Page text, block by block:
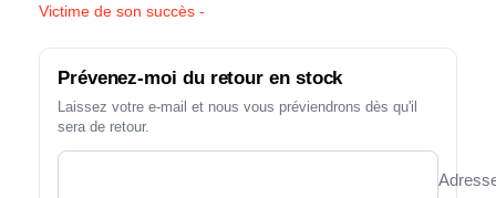
Victime de son succès -
Prévenez-moi du retour en stock
Laissez votre e-mail et nous vous préviendrons dès qu'il
sera de retour.